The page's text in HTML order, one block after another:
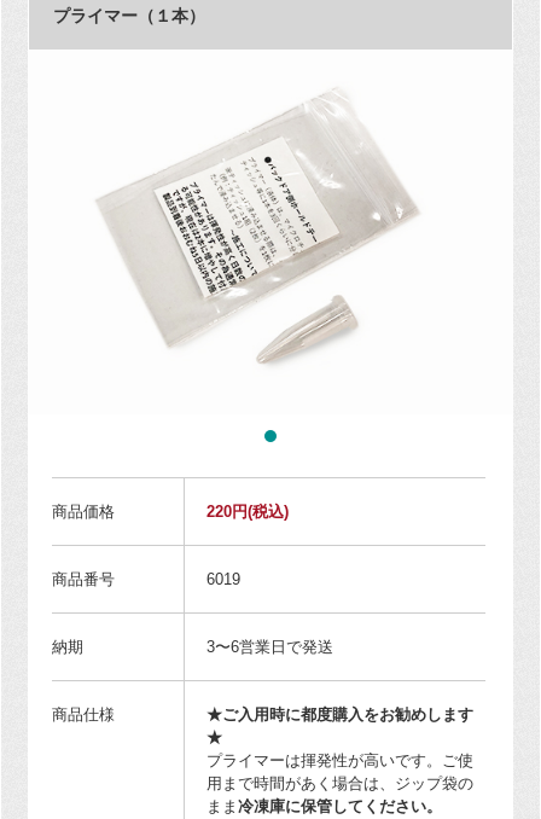
プライマー（１本）
商品価格 220円(税込)
商品番号 6019
納期 3〜6営業日で発送
商品仕様
★ご入用時に都度購入をお勧めします
★
プライマーは揮発性が高いです。ご使
用まで時間があく場合は、ジップ袋の
まま 冷凍庫に保管してください。